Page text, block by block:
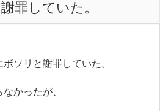
罪していた。
ソリと謝罪していた。
かったが、